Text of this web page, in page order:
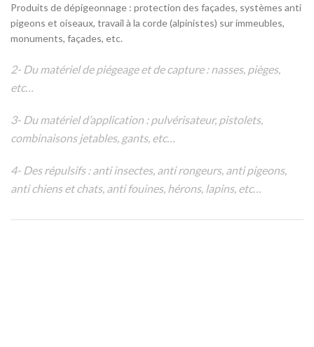
Produits de dépigeonnage : protection des façades, systèmes anti
pigeons et oiseaux, travail à la corde (alpinistes) sur immeubles,
monuments, façades, etc.
2- Du matériel de piégeage et de capture : nasses, pièges,
etc…
3- Du matériel d’application : pulvérisateur, pistolets,
combinaisons jetables, gants, etc…
4- Des répulsifs : anti insectes, anti rongeurs, anti pigeons,
anti chiens et chats, anti fouines, hérons, lapins, etc…